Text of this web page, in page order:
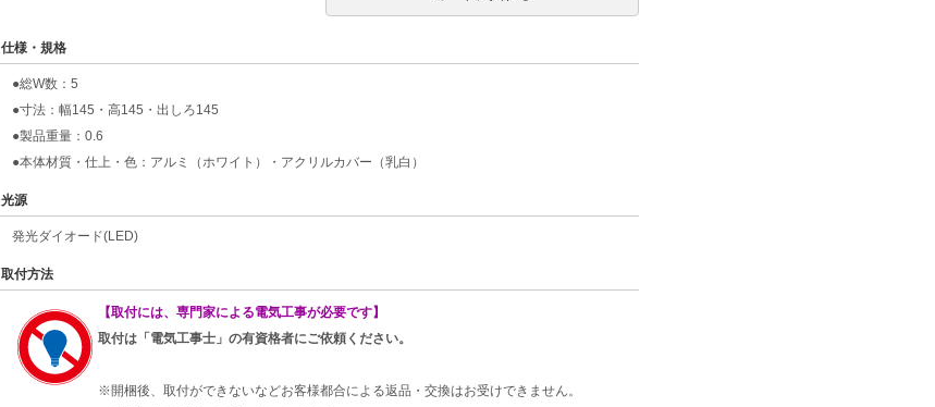
仕様・規格
●総W数：5
●寸法：幅145・高145・出しろ145
●製品重量：0.6
●本体材質・仕上・色：アルミ（ホワイト）・アクリルカバー（乳白）
光源
発光ダイオード(LED)
取付方法
【取付には、専門家による電気工事が必要です】
取付は「電気工事士」の有資格者にご依頼ください。
※開梱後、取付ができないなどお客様都合による返品・交換はお受けできません。